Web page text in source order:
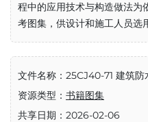
程中的应用技术与构造做法为
考图集，供设计和施工人员选
文件名称：25CJ40-71 建筑防
资源类型： 书籍图集
共享日期：2026-02-06